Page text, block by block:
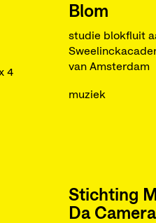
4
Blom
studie blokfluit
van Amsterdam
muziek
Stichting
Da